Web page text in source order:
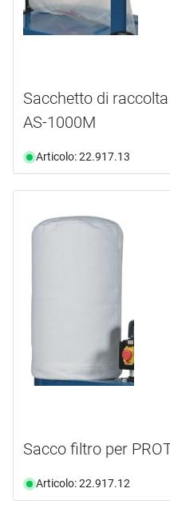
Sacchetto di
AS-1000M
Articolo: 22.917.13
Sacco filtro per
Articolo: 22.917.12